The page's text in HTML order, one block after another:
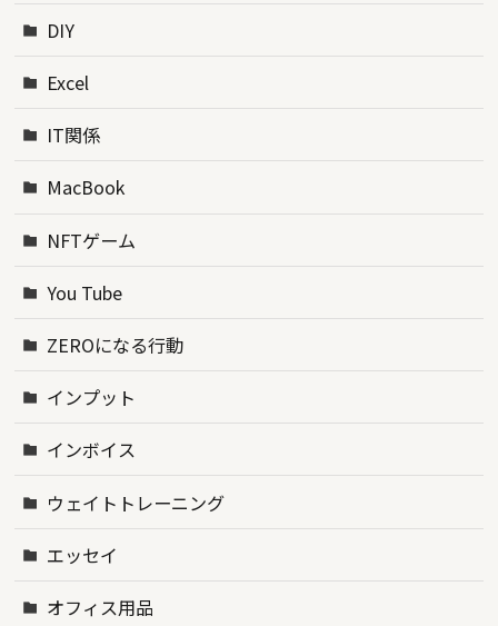
DIY
Excel
IT関係
MacBook
NFTゲーム
You Tube
ZEROになる行動
インプット
インボイス
ウェイトトレーニング
エッセイ
オフィス用品